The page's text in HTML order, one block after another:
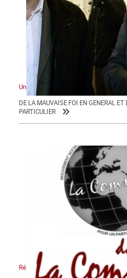
Un « parti ouvrier » contre les « Gilets
DE LA MAUVAISE FOI EN GENERAL
PARTICULIER
Réponse aux délégués du congrès du